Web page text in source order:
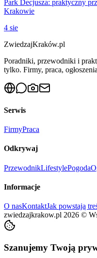
Park Decjusza: praktyczny
Krakowie
4 sie
ZwiedzajKraków.pl
Poradniki, przewodniki i
tylko. Firmy, praca,
Serwis
FirmyPraca
Odkrywaj
PrzewodnikLifestylePogoda
Informacje
O nasKontaktJak powstają
zwiedzajkrakow.pl 2026 ©
Szanujemy Twoją